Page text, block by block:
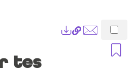
Lien
permanent
(Nouvelle
Envoyer
tes